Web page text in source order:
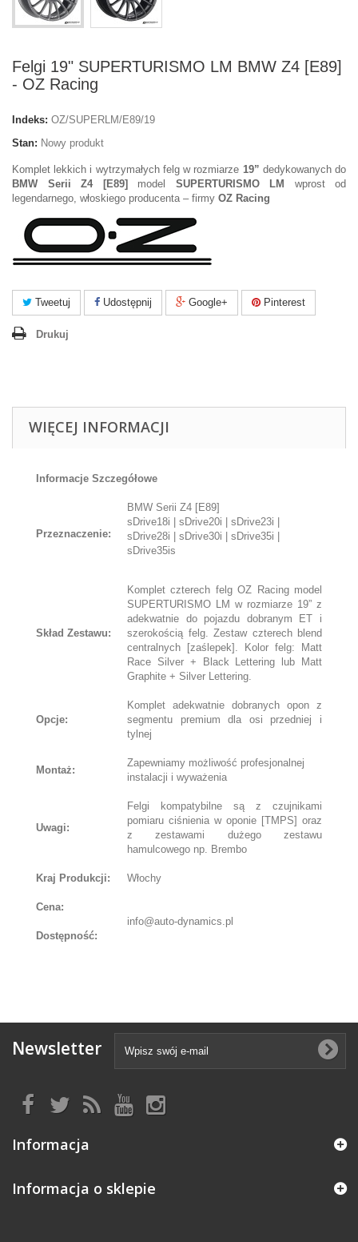
Felgi 19" SUPERTURISMO LM BMW Z4 [E89]
- OZ Racing
Indeks: OZ/SUPERLM/E89/19
Stan: Nowy produkt
Komplet lekkich i wytrzymałych felg w rozmiarze 19” dedykowanych do
BMW Serii Z4 [E89] model SUPERTURISMO LM
wprost od
legendarnego, włoskiego producenta – firmy OZ Racing
Tweetuj Udostępnij Google+ Pinterest
Drukuj
WIĘCEJ INFORMACJI
Informacje Szczegółowe
Przeznaczenie:
BMW Serii Z4 [E89]
sDrive18i | sDrive20i | sDrive23i |
sDrive28i | sDrive30i | sDrive35i |
sDrive35is
Skład Zestawu:
Komplet czterech felg OZ Racing model
SUPERTURISMO LM w rozmiarze 19” z
adekwatnie do pojazdu dobranym ET i
szerokością felg. Zestaw czterech blend
centralnych [zaślepek]. Kolor felg: Matt
Race Silver + Black Lettering lub Matt
Graphite + Silver Lettering.
Opcje:
Komplet adekwatnie dobranych opon z
segmentu premium dla osi przedniej i
tylnej
Montaż:
Zapewniamy możliwość profesjonalnej
instalacji i wyważenia
Uwagi:
Felgi kompatybilne są z czujnikami
pomiaru ciśnienia w oponie [TMPS] oraz
z zestawami dużego zestawu
hamulcowego np. Brembo
Kraj Produkcji: Włochy
Cena:
info@auto-dynamics.pl
Dostępność:
Newsletter
Informacja
Informacja o sklepie